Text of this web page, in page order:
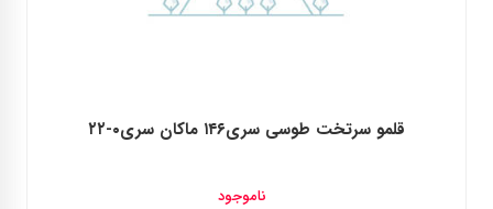
قلمو سرتخت طوسی سری۱۴۶ ماکان سری۰-۲۲
ناموجود